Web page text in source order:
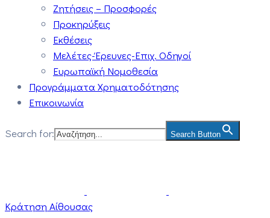
Ζητήσεις – Προσφορές
Προκηρύξεις
Εκθέσεις
Μελέτες-Έρευνες-Επιχ. Οδηγοί
Ευρωπαϊκή Νομοθεσία
Προγράμματα Χρηματοδότησης
Επικοινωνία
Search for: Search Button
Κράτηση Αίθουσας